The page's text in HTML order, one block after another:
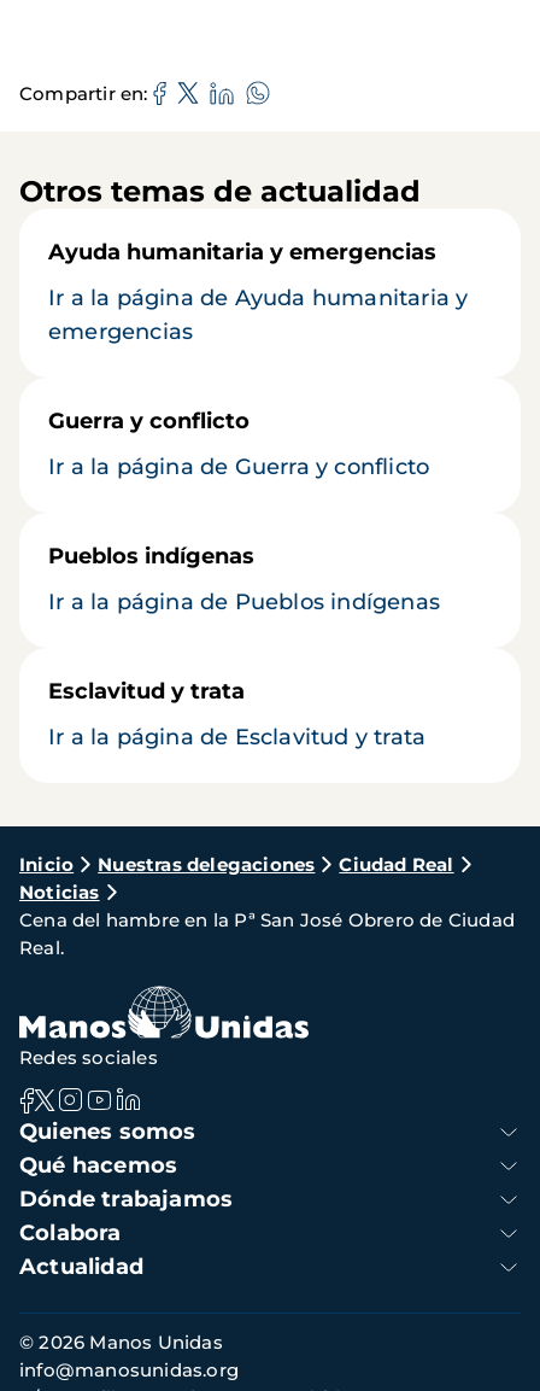
Compartir en
Otros temas de actualidad
Ayuda humanitaria y emergencias
Ir a la página de Ayuda humanitaria y
emergencias
Guerra y conflicto
Ir a la página de Guerra y conflicto
Pueblos indígenas
Ir a la página de Pueblos indígenas
Esclavitud y trata
Ir a la página de Esclavitud y trata
Ruta
de
navegación
Inicio Nuestras delegaciones
Ciudad Real
Noticias
Cena del hambre en la Pª San José Obrero de Ciudad
Real.
Navegación
principal
Quienes somos
Qué hacemos
Dónde trabajamos
Colabora
Actualidad
Redes sociales
Información
de
contacto
© 2026 Manos Unidas
info@manosunidas.org